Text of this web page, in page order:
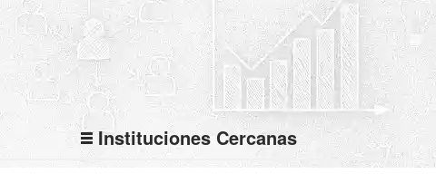
Instituciones Cercanas